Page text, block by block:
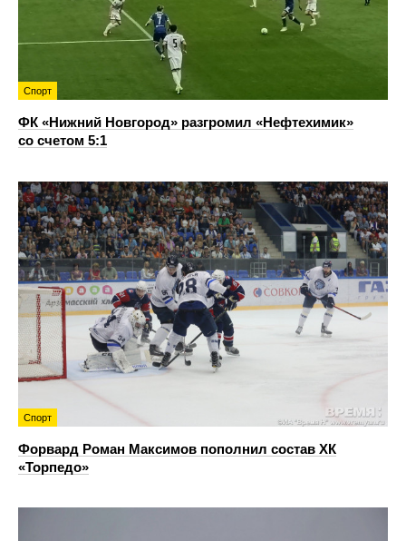
Спорт
ФК «Нижний Новгород» разгромил «Нефтехимик»
со счетом 5:1
Спорт
Форвард Роман Максимов пополнил состав ХК
«Торпедо»